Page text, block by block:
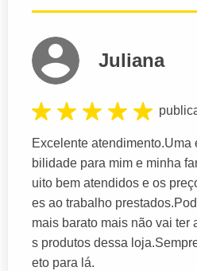
Juliana
Excelente atendimento.Uma
bilidade para mim e minha
uito bem atendidos e os
es ao trabalho
mais barato mais não vai ter
s produtos dessa
eto para lá.